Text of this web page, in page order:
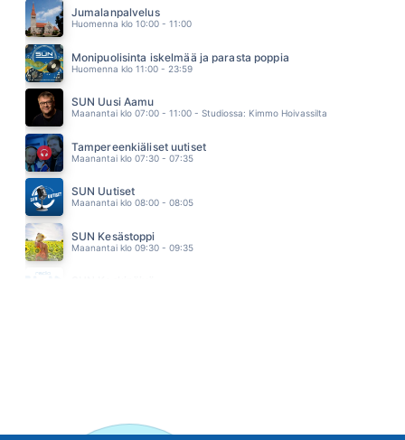
LEA LAVEN
14.08
CELINE DION
14.04
Jumalanpalvelus
Huomenna klo 10:00 - 11:00
Monipuolisinta iskelmää ja parasta poppia
Huomenna klo 11:00 - 23:59
SUN Uusi Aamu
Maanantai klo 07:00 - 11:00 - Studiossa: Kimmo Hoivassilta
Tampereenkiäliset uutiset
Maanantai klo 07:30 - 07:35
SUN Uutiset
Maanantai klo 08:00 - 08:05
SUN Kesästoppi
Maanantai klo 09:30 - 09:35